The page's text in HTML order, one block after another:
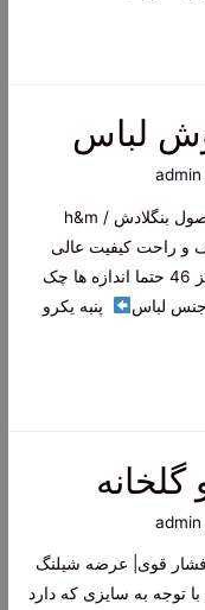
لباس
admin
فروشگاه آل گین فروش لباس ست بلوز محصول بنگلادش h&m /
و راحت کیفیت عالی
مناسب برای 42-44 (برای سایز 46 حتما اندازه ها چک
جنس لباس
پنبه یکرو
admin
قوی| عرضه شیلنگ
با توجه به سایزی که دارد